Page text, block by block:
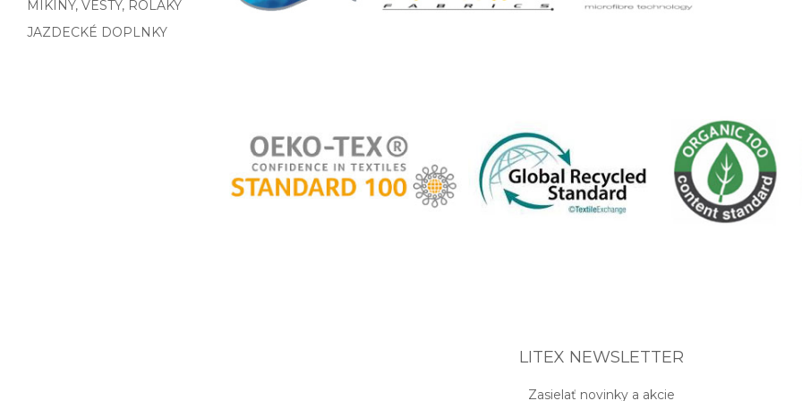
MIKINY, VESTY, ROLÁKY
JAZDECKÉ DOPLNKY
LITEX NEWSLETTER
Zasielať novinky a akcie